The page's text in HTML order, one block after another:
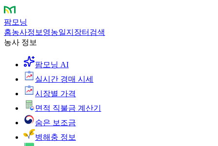
팜모닝
홈농사정보 영농일지 장터 검색
농사 정보
팜모닝 AI
실시간 경매 시세
시장별 가격
면적 직불금 계산기
숨은 보조금
병해충 정보